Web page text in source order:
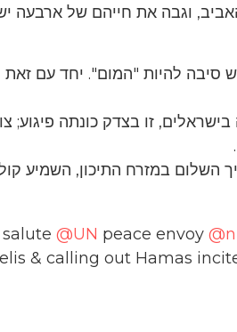
וגבה את חייהם של ארבעה
סיבה להיות "המום". יחד עם זאת
זו בצדק כונתה פיגוע;
השלום במזרח התיכון, השמיע
salute@UN peace envoy
& calling out Hamas